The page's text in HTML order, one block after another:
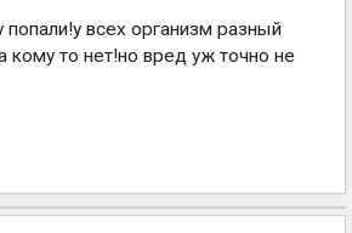
попали!у всех организм разный
кому то нет!но вред уж точно не